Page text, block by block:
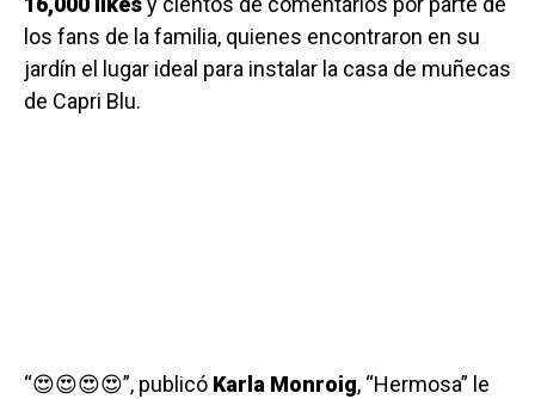
los fans de la familia, quienes encontraron en su
jardín el lugar ideal para instalar la casa de muñecas
de Capri Blu.
“😍😍😍😍”, publicó Karla Monroig, “Hermosa” le